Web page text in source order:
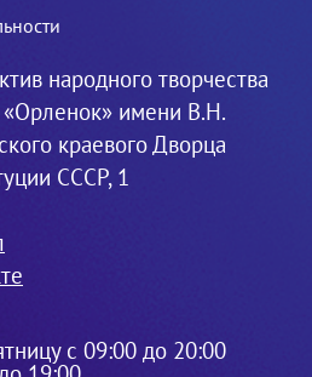
народного творчества
«Орленок» имени В.Н.
краевого Дворца
СССР, 1
с 09:00 до 20:00